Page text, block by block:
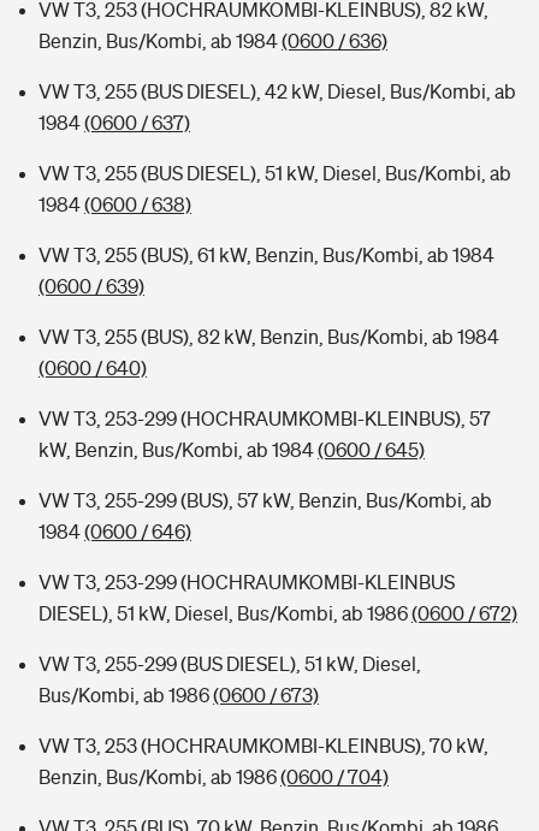
VW T3, 253 (HOCHRAUMKOMBI-KLEINBUS), 82 kW,
Benzin, Bus/Kombi, ab 1984(0600 / 636)
VW T3, 255 (BUS DIESEL), 42 kW, Diesel, Bus/Kombi, ab
1984(0600 / 637)
VW T3, 255 (BUS DIESEL), 51 kW, Diesel, Bus/Kombi, ab
1984(0600 / 638)
VW T3, 255 (BUS), 61 kW, Benzin, Bus/Kombi, ab 1984
(0600 / 639)
VW T3, 255 (BUS), 82 kW, Benzin, Bus/Kombi, ab 1984
(0600 / 640)
VW T3, 253-299 (HOCHRAUMKOMBI-KLEINBUS), 57
kW, Benzin, Bus/Kombi, ab 1984(0600 / 645)
VW T3, 255-299 (BUS), 57 kW, Benzin, Bus/Kombi, ab
1984(0600 / 646)
VW T3, 253-299 (HOCHRAUMKOMBI-KLEINBUS
DIESEL), 51 kW, Diesel, Bus/Kombi, ab 1986(0600 / 672)
VW T3, 255-299 (BUS DIESEL), 51 kW, Diesel,
Bus/Kombi, ab 1986(0600 / 673)
VW T3, 253 (HOCHRAUMKOMBI-KLEINBUS), 70 kW,
Benzin, Bus/Kombi, ab 1986(0600 / 704)